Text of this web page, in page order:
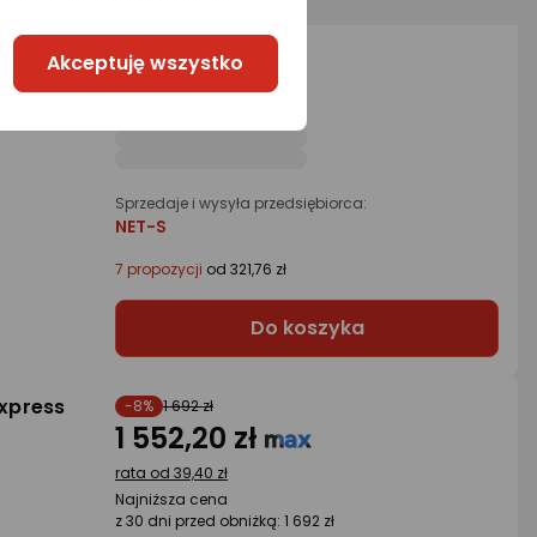
32 327,01 zł
rata od 8,17 zł
Sprzedaje i wysyła przedsiębiorca:
NET-S
7 propozycji od 321,76 zł
Do koszyka
-8% 1 692 zł
1 552,20 zł
rata od 39,40 zł
Najniższa cena
z 30 dni przed obniżką: 1 692 zł
Akceptuję wszystko